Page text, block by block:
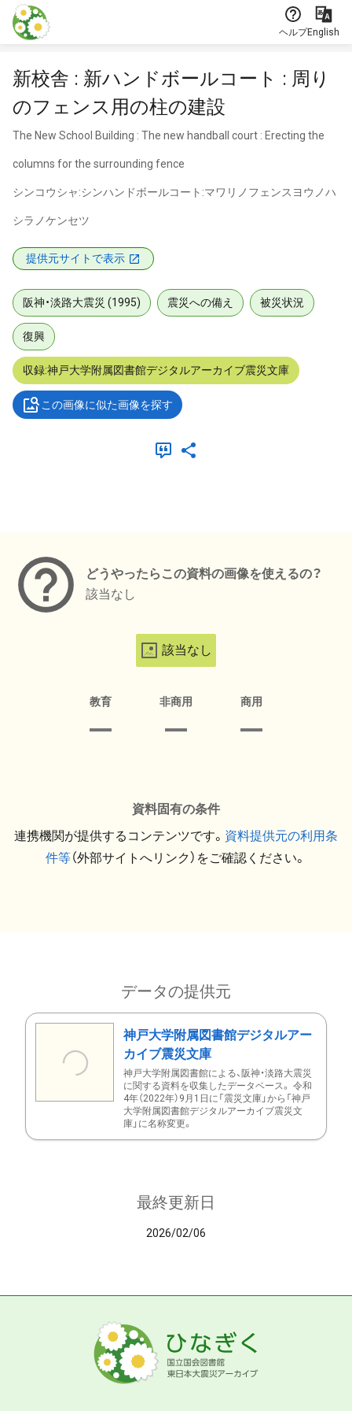
本文に飛ぶ
ヘルプEnglish
新校舎 : 新ハンドボールコート : 周り
のフェンス用の柱の建設
The New School Building : The new handball court : Erecting the
columns for the surrounding fence
シンコウシャ:シンハンドボールコート:マワリノフェンスヨウノハ
シラノケンセツ
提供元サイトで表示
阪神・淡路大震災 (1995) 震災への備え 被災状況
復興
収録:神戸大学附属図書館デジタルアーカイブ震災文庫
この画像に似た画像を探す
どうやったらこの資料の画像を使えるの？
該当なし
該当なし
教育 非商用 商用
資料固有の条件
連携機関が提供するコンテンツです。 資料提供元の利用条
件等（外部サイトへリンク）をご確認ください。
データの提供元
神戸大学附属図書館デジタルアー
カイブ震災文庫
神戸大学附属図書館による、阪神・淡路大震災
に関する資料を収集したデータベース。 令和
4年（2022年）9月1日に「震災文庫」から「神戸
大学附属図書館デジタルアーカイブ震災文
庫」に名称変更。
最終更新日
2026/02/06